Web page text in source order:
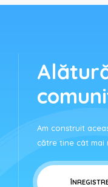
Am construit
către tine cât mai